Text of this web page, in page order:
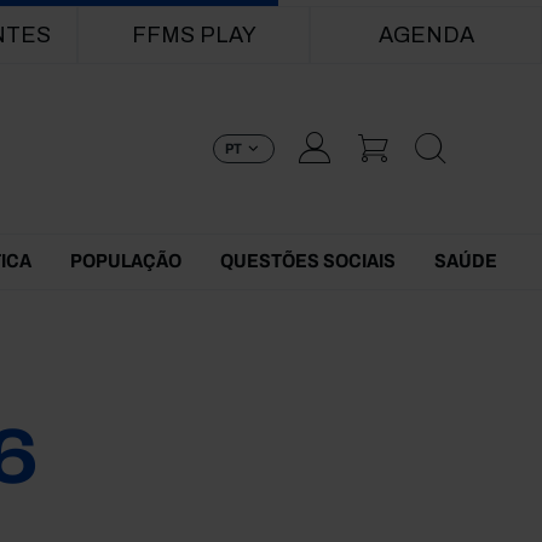
FFMS PLAY AGENDA
PT
POPULAÇÃO QUESTÕES SOCIAIS SAÚDE